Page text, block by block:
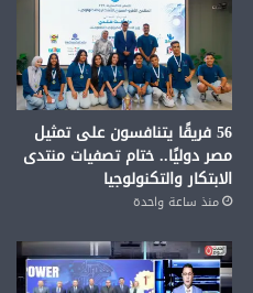
56 فريقًا يتنافسون على تمثيل
مصر دوليًا.. ختام تصفيات منتدى
الابتكار والتكنولوجيا
منذ ساعة واحدة